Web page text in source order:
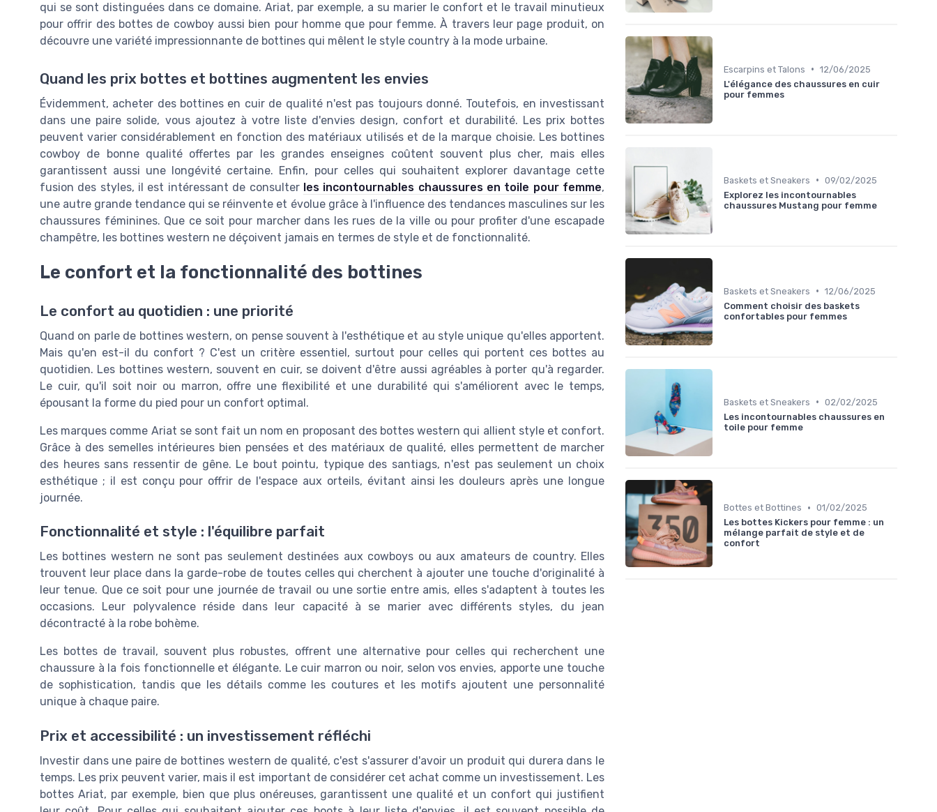
qui se sont distinguées dans ce domaine. Ariat, par exemple, a su marier le confort et le travail minutieux
pour offrir des bottes de cowboy aussi bien pour homme que pour femme. À travers leur page produit, on
découvre une variété impressionnante de bottines qui mêlent le style country à la mode urbaine.
Quand les prix bottes et bottines augmentent les envies
Évidemment, acheter des bottines en cuir de qualité n'est pas toujours donné. Toutefois, en investissant
dans une paire solide, vous ajoutez à votre liste d'envies design, confort et durabilité. Les prix bottes
peuvent varier considérablement en fonction des matériaux utilisés et de la marque choisie. Les bottines
cowboy de bonne qualité offertes par les grandes enseignes coûtent souvent plus cher, mais elles
garantissent aussi une longévité certaine. Enfin, pour celles qui souhaitent explorer davantage cette
fusion des styles, il est intéressant de consulter les incontournables chaussures en toile pour femme,
une autre grande tendance qui se réinvente et évolue grâce à l'influence des tendances masculines sur les
chaussures féminines. Que ce soit pour marcher dans les rues de la ville ou pour profiter d'une escapade
champêtre, les bottines western ne déçoivent jamais en termes de style et de fonctionnalité.
Le confort et la fonctionnalité des bottines
Le confort au quotidien : une priorité
Quand on parle de bottines western, on pense souvent à l'esthétique et au style unique qu'elles apportent.
Mais qu'en est-il du confort ? C'est un critère essentiel, surtout pour celles qui portent ces bottes au
quotidien. Les bottines western, souvent en cuir, se doivent d'être aussi agréables à porter qu'à regarder.
Le cuir, qu'il soit noir ou marron, offre une flexibilité et une durabilité qui s'améliorent avec le temps,
épousant la forme du pied pour un confort optimal.
Les marques comme Ariat se sont fait un nom en proposant des bottes western qui allient style et confort.
Grâce à des semelles intérieures bien pensées et des matériaux de qualité, elles permettent de marcher
des heures sans ressentir de gêne. Le bout pointu, typique des santiags, n'est pas seulement un choix
esthétique ; il est conçu pour offrir de l'espace aux orteils, évitant ainsi les douleurs après une longue
journée.
Fonctionnalité et style : l'équilibre parfait
Les bottines western ne sont pas seulement destinées aux cowboys ou aux amateurs de country. Elles
trouvent leur place dans la garde-robe de toutes celles qui cherchent à ajouter une touche d'originalité à
leur tenue. Que ce soit pour une journée de travail ou une sortie entre amis, elles s'adaptent à toutes les
occasions. Leur polyvalence réside dans leur capacité à se marier avec différents styles, du jean
décontracté à la robe bohème.
Les bottes de travail, souvent plus robustes, offrent une alternative pour celles qui recherchent une
chaussure à la fois fonctionnelle et élégante. Le cuir marron ou noir, selon vos envies, apporte une touche
de sophistication, tandis que les détails comme les coutures et les motifs ajoutent une personnalité
unique à chaque paire.
Prix et accessibilité : un investissement réfléchi
Investir dans une paire de bottines western de qualité, c'est s'assurer d'avoir un produit qui durera dans le
temps. Les prix peuvent varier, mais il est important de considérer cet achat comme un investissement. Les
bottes Ariat, par exemple, bien que plus onéreuses, garantissent une qualité et un confort qui justifient
Escarpins et Talons • 12/06/2025
L'élégance des chaussures en cuir
pour femmes
Baskets et Sneakers • 09/02/2025
Explorez les incontournables
chaussures Mustang pour femme
Baskets et Sneakers • 12/06/2025
Comment choisir des baskets
confortables pour femmes
Baskets et Sneakers • 02/02/2025
Les incontournables chaussures en
toile pour femme
Bottes et Bottines • 01/02/2025
Les bottes Kickers pour femme : un
mélange parfait de style et de
confort